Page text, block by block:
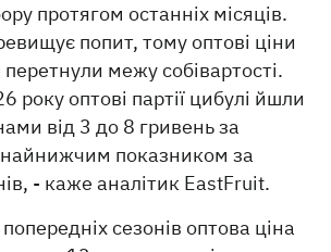
протягом останніх місяців.
попит, тому оптові ціни
перетнули межу собівартості.
року оптові партії цибулі йшли
від 3 до 8 гривень за
найнижчим показником за
- каже аналітик EastFruit.
сезонів оптова ціна